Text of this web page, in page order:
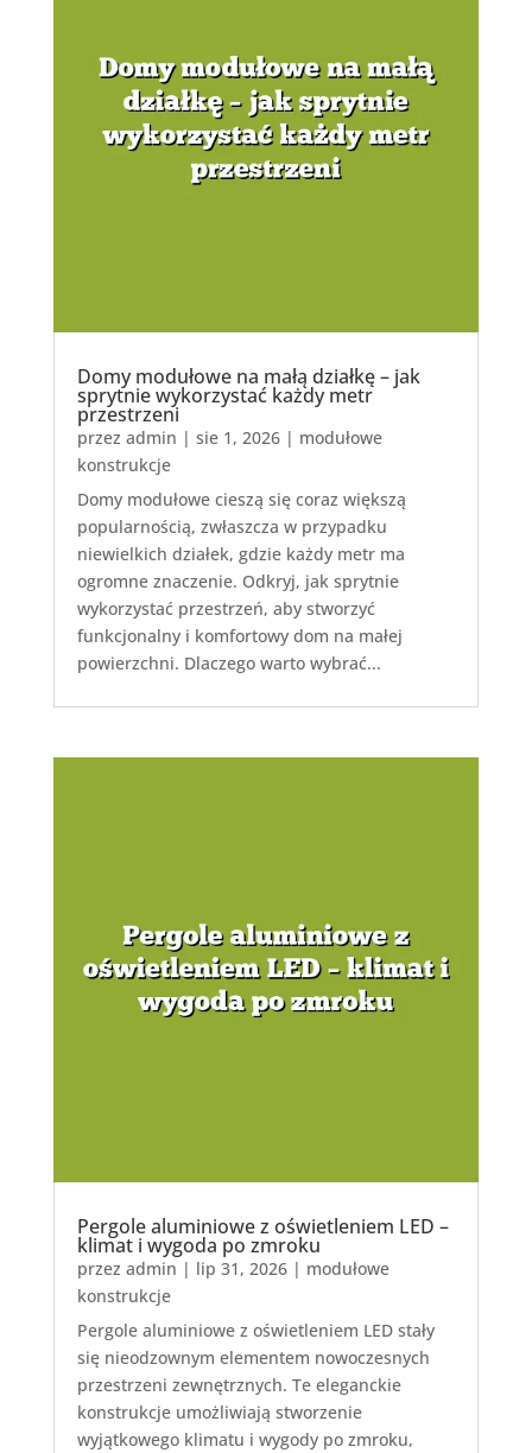
Domy modułowe na małą działkę – jak
sprytnie wykorzystać każdy metr
przestrzeni
przez admin | sie 1, 2026| modułowe
konstrukcje
Domy modułowe cieszą się coraz większą
popularnością, zwłaszcza w przypadku
niewielkich działek, gdzie każdy metr ma
ogromne znaczenie. Odkryj, jak sprytnie
wykorzystać przestrzeń, aby stworzyć
funkcjonalny i komfortowy dom na małej
powierzchni. Dlaczego warto wybrać...
Pergole aluminiowe z oświetleniem LED –
klimat i wygoda po zmroku
przez admin | lip 31, 2026| modułowe
konstrukcje
Pergole aluminiowe z oświetleniem LED stały
się nieodzownym elementem nowoczesnych
przestrzeni zewnętrznych. Te eleganckie
konstrukcje umożliwiają stworzenie
wyjątkowego klimatu i wygody po zmroku,